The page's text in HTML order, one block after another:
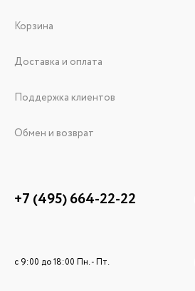
Корзина
Доставка и оплата
Поддержка клиентов
Обмен и возврат
+7 (495) 664-22-22
c 9:00 до 18:00 Пн. - Пт.